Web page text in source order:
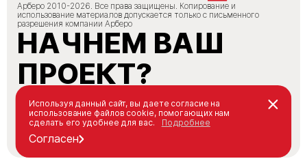
Арберо 2010-2026. Все права защищены. Копирование и
использование материалов допускается только с письменного
разрешения компании Арберо
НАЧНЕМ ВАШ
ПРОЕКТ?
+7 (495) 147-66-88
info@arbero.ru
Используя данный сайт, вы даете согласие на
использование файлов cookie, помогающих нам
сделать его удобнее для вас.
Подробнее
Согласен